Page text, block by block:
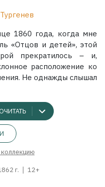
1860 года, когда мне
«Отцов и детей», этой
прекратилось – и,
расположение ко
Не однажды слышал
г. 12+